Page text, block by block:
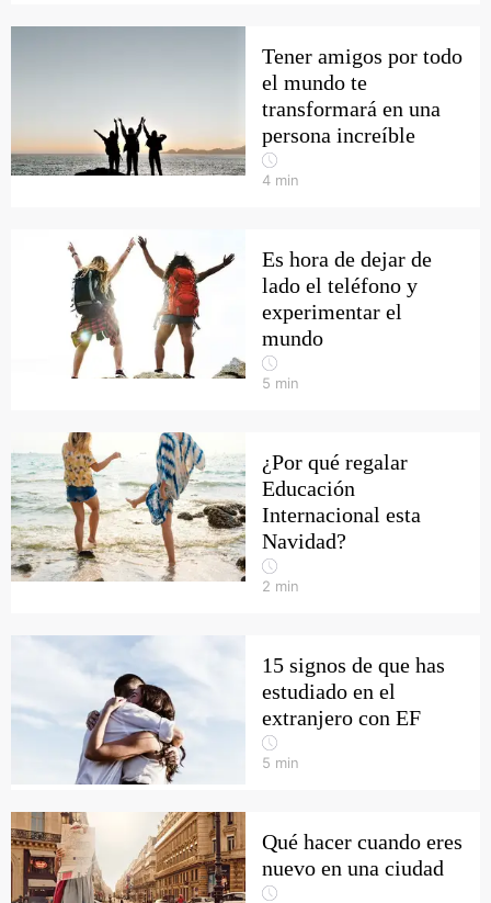
Tener amigos por todo
el mundo te
transformará en una
persona increíble
4 min
Es hora de dejar de
lado el teléfono y
experimentar el
mundo
5 min
¿Por qué regalar
Educación
Internacional esta
Navidad?
2 min
15 signos de que has
estudiado en el
extranjero con EF
5 min
Qué hacer cuando eres
nuevo en una ciudad